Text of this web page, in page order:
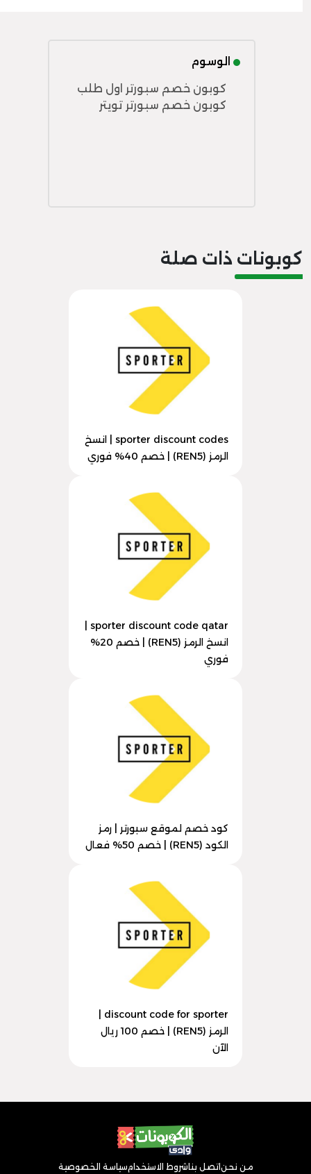
الوسوم
كوبون خصم سبورتر اول طلب
كوبون خصم سبورتر تويتر
كوبونات ذات صلة
sporter discount codes | انسخ
الرمز (REN5) | خصم 40% فوري
انسخ الرمز (REN5) | خصم 20%
فوري
كود خصم لموقع سبورتر | رمز
الكود (REN5) | خصم 50% فعال
الرمز (REN5) | خصم 100 ريال
الآن
من نحن اتصل بنا شروط الاستخدامسياسة الخصوصية